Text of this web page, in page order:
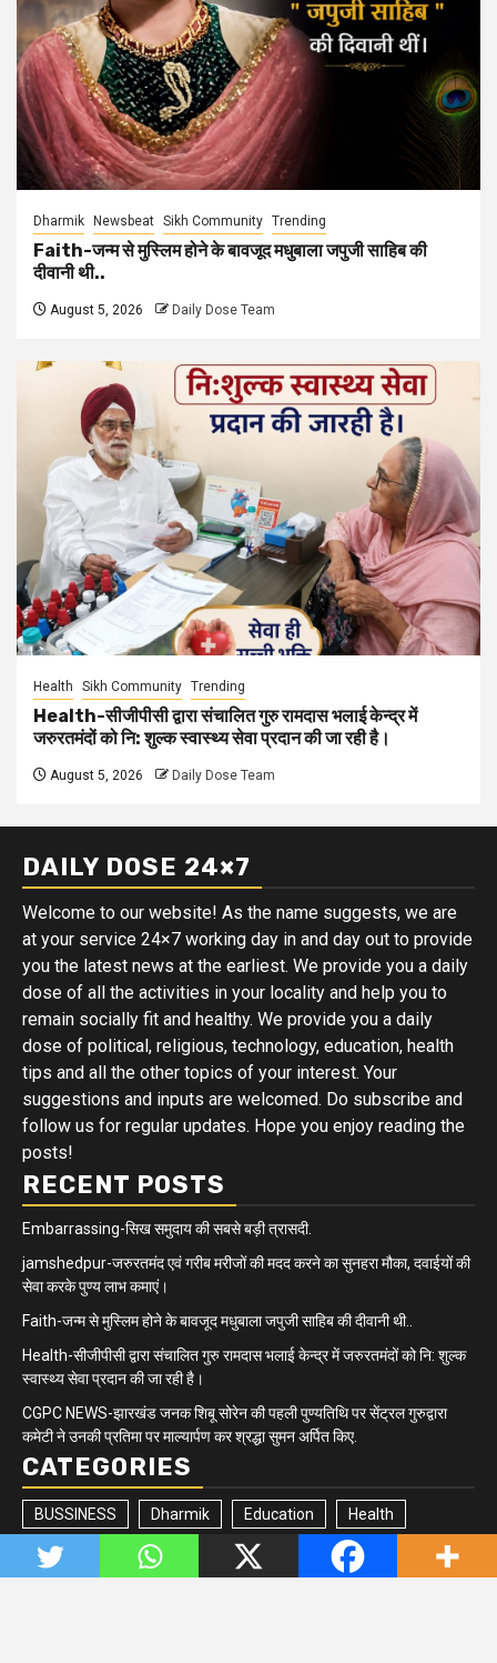
Dharmik Newsbeat Sikh Community Trending
Faith-जन्म से मुस्लिम होने के बावजूद मधुबाला जपुजी साहिब की
दीवानी थी..
August 5, 2026 Daily Dose Team
Health Sikh Community Trending
Health-सीजीपीसी द्वारा संचालित गुरु रामदास भलाई केन्द्र में
जरुरतमंदों को नि: शुल्क स्वास्थ्य सेवा प्रदान की जा रही है।
August 5, 2026 Daily Dose Team
DAILY DOSE 24×7
Welcome to our website! As the name suggests, we are
at your service 24×7 working day in and day out to provide
you the latest news at the earliest. We provide you a daily
dose of all the activities in your locality and help you to
remain socially fit and healthy. We provide you a daily
dose of political, religious, technology, education, health
tips and all the other topics of your interest. Your
suggestions and inputs are welcomed. Do subscribe and
follow us for regular updates. Hope you enjoy reading the
posts!
RECENT POSTS
Embarrassing-सिख समुदाय की सबसे बड़ी त्रासदी.
jamshedpur-जरुरतमंद एवं गरीब मरीजों की मदद करने का सुनहरा मौका, दवाईयों की
सेवा करके पुण्य लाभ कमाएं।
Faith-जन्म से मुस्लिम होने के बावजूद मधुबाला जपुजी साहिब की दीवानी थी..
Health-सीजीपीसी द्वारा संचालित गुरु रामदास भलाई केन्द्र में जरुरतमंदों को नि: शुल्क
स्वास्थ्य सेवा प्रदान की जा रही है।
CGPC NEWS-झारखंड जनक शिबू सोरेन की पहली पुण्यतिथि पर सेंट्रल गुरुद्वारा
कमेटी ने उनकी प्रतिमा पर माल्यार्पण कर श्रद्धा सुमन अर्पित किए.
CATEGORIES
BUSSINESS Dharmik Education Health
Jharkhand/Bihar Matrimonial Minority